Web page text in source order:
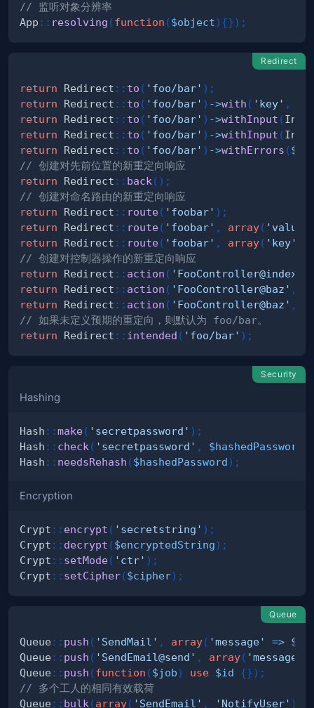
// 监听对象分辨率
App :: resolving (function ($object) {}) ;
Redirect
return Redirect :: to ( 'foo/bar' ) ;
return
Redirect :: to ( 'foo/bar' ) ->with ( 'key' ,
return
Redirect :: to ( 'foo/bar' ) ->withInput (
return
Redirect :: to ( 'foo/bar' ) ->withInput (
return
Redirect :: to ( 'foo/bar' ) ->withErrors (
// 创建对先前位置的新重定向响应
return
Redirect :: back ( ) ;
// 创建对命名路由的新重定向响应
return
Redirect :: route( 'foobar' ) ;
return
Redirect :: route( 'foobar' , array( 'value'
return
Redirect :: route( 'foobar' , array( 'key'
// 创建对控制器操作的新重定向响应
return
Redirect :: action ( 'FooController@index'
return
Redirect :: action ( 'FooController@baz' ,
return
Redirect :: action ( 'FooController@baz' ,
// 如果未定义预期的重定向，则默认为 foo/bar。
return
Redirect :: intended ( 'foo/bar' ) ;
Security
Hashing
Hash ::make( 'secretpassword' ) ;
Hash :: check ( 'secretpassword' , $hashedPassword
Hash :: needsRehash ($hashedPassword) ;
Encryption
Crypt :: encrypt ( 'secretstring' ) ;
Crypt :: decrypt ($encryptedString) ;
Crypt :: setMode( 'ctr' ) ;
Crypt :: setCipher($cipher) ;
Queue
Queue :: push ( 'SendMail' , array( 'message' =>
Queue :: push ( 'SendEmail@send' , array( 'message'
Queue :: push (function ($job) use $id {}) ;
// 多个工人的相同有效载荷
Queue :: bulk (array( 'SendEmail' , 'NotifyUser' )